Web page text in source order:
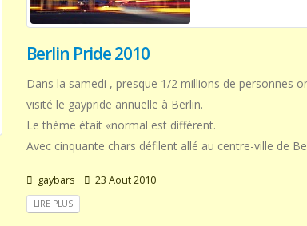
Berlin Pride 2010
Dans la samedi , presque 1/2 millions de personnes
visité le gaypride annuelle à Berlin.
Le thème était «normal est différent.
Avec cinquante chars défilent allé au centre-ville de Be
gaybars 23 Aout 2010
LIRE PLUS